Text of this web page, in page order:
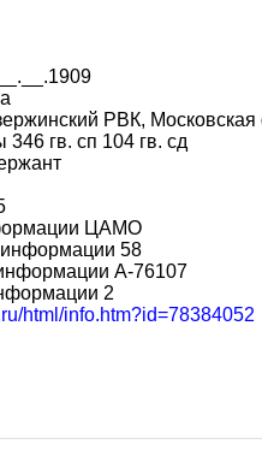
РВК, Московская
гв. сп 104 гв. сд
ЦАМО
58
A-76107
2
html/info.htm?id=78384052